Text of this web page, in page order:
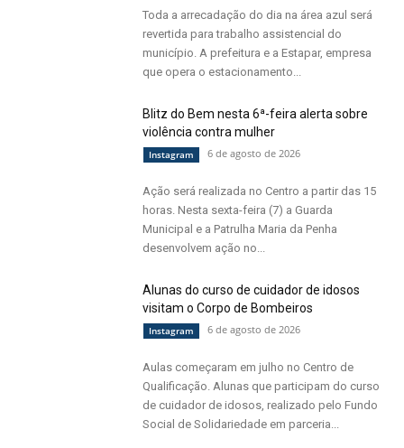
Toda a arrecadação do dia na área azul será
revertida para trabalho assistencial do
município. A prefeitura e a Estapar, empresa
que opera o estacionamento...
Blitz do Bem nesta 6ª-feira alerta sobre
violência contra mulher
Instagram 6 de agosto de 2026
Ação será realizada no Centro a partir das 15
horas. Nesta sexta-feira (7) a Guarda
Municipal e a Patrulha Maria da Penha
desenvolvem ação no...
Alunas do curso de cuidador de idosos
visitam o Corpo de Bombeiros
Instagram 6 de agosto de 2026
Aulas começaram em julho no Centro de
Qualificação. Alunas que participam do curso
de cuidador de idosos, realizado pelo Fundo
Social de Solidariedade em parceria...